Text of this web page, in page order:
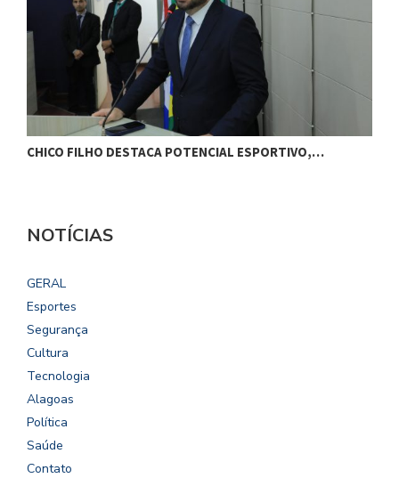
CHICO FILHO DESTACA POTENCIAL ESPORTIVO,…
NOTÍCIAS
GERAL
Esportes
Segurança
Cultura
Tecnologia
Alagoas
Política
Saúde
Contato